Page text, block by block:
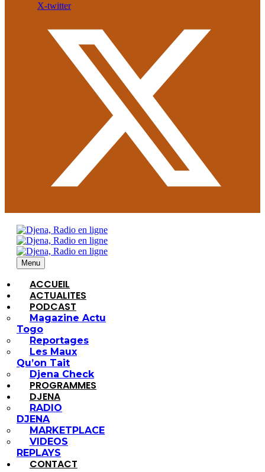
X-twitter
Menu
ACCUEIL
ACTUALITES
PODCAST
Magazine Actu
Togo
Reportages
Les Maux
Qu’on Tait
Djena Check
PROGRAMMES
DJENA
RADIO
DJENA
MARKETPLACE
VIDEOS
REPLAYS
CONTACT